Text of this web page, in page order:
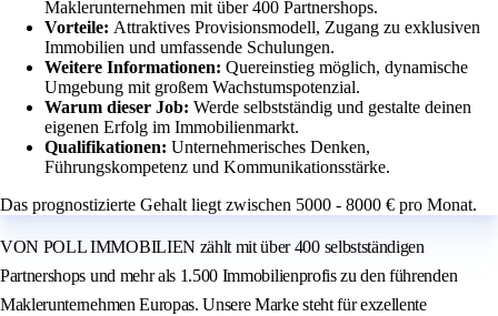
Maklerunternehmen mit über 400 Partnershops.
Vorteile: Attraktives Provisionsmodell, Zugang zu exklusiven
Immobilien und umfassende Schulungen.
Weitere Informationen: Quereinstieg möglich, dynamische
Umgebung mit großem Wachstumspotenzial.
Warum dieser Job: Werde selbstständig und gestalte deinen
eigenen Erfolg im Immobilienmarkt.
Qualifikationen: Unternehmerisches Denken,
Führungskompetenz und Kommunikationsstärke.
Das prognostizierte Gehalt liegt zwischen 5000 - 8000 € pro Monat.
VON POLL IMMOBILIEN zählt mit über 400 selbstständigen
Partnershops und mehr als 1.500 Immobilienprofis zu den führenden
Maklerunternehmen Europas. Unsere Marke steht für exzellente